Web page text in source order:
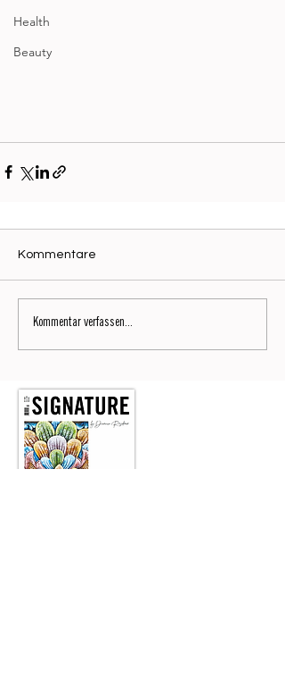
Health
Beauty
Kommentare
Kommentar verfassen...